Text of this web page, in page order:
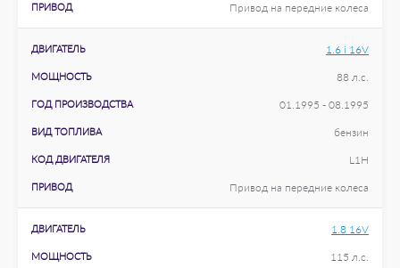
ПРИВОД Привод на передние колеса
ДВИГАТЕЛЬ 1.6 i 16V
МОЩНОСТЬ 88 л.с.
ГОД ПРОИЗВОДСТВА 01.1995 - 08.1995
ВИД ТОПЛИВА бензин
КОД ДВИГАТЕЛЯ L1H
ПРИВОД Привод на передние колеса
ДВИГАТЕЛЬ 1.8 16V
МОЩНОСТЬ 115 л.с.